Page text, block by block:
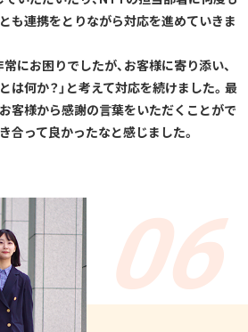
も連携をとりながら対応を進めていきま
にお困りでしたが、お客様に寄り添い、
は何か？」と考えて対応を続けました。最
客様から感謝の言葉をいただくことがで
合って良かったなと感じました。